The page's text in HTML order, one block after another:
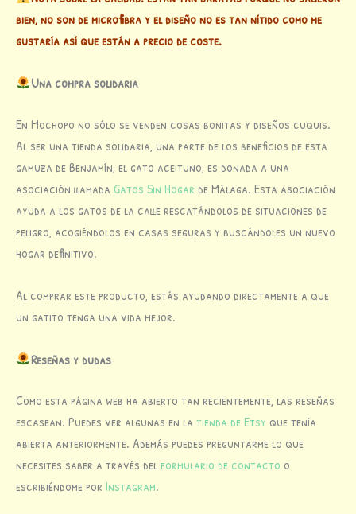
bien, no son de microfibra y el diseño no es tan nítido como me
gustaría así que están a precio de coste.
Una compra solidaria
En Mochopo no sólo se venden cosas bonitas y diseños cuquis.
Al ser una tienda solidaria, una parte de los beneficios de esta
gamuza de Benjamín, el gato aceituno, es donada a una
asociación llamada Gatos Sin Hogar de Málaga. Esta asociación
ayuda a los gatos de la calle rescatándolos de situaciones de
peligro, acogiéndolos en casas seguras y buscándoles un nuevo
hogar definitivo.
Al comprar este producto, estás ayudando directamente a que
un gatito tenga una vida mejor.
Reseñas y dudas
Como esta página web ha abierto tan recientemente, las reseñas
escasean. Puedes ver algunas en la tienda de Etsy que tenía
abierta anteriormente. Además puedes preguntarme lo que
necesites saber a través delformulario de contacto o
escribiéndome por Instagram.